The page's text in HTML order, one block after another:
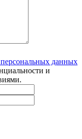
персональных данных
и